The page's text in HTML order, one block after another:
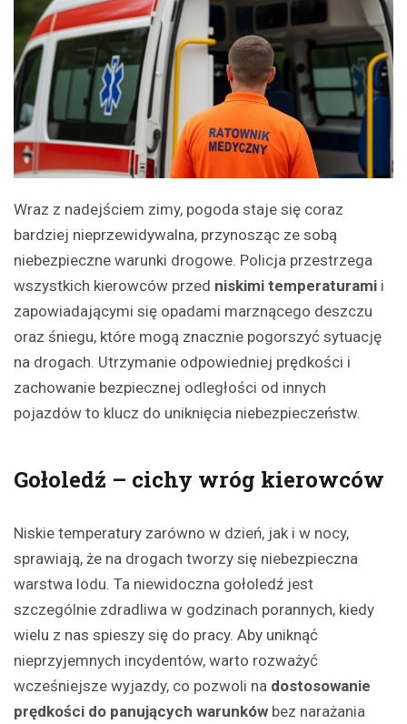
Wraz z nadejściem zimy, pogoda staje się coraz
bardziej nieprzewidywalna, przynosząc ze sobą
niebezpieczne warunki drogowe. Policja przestrzega
wszystkich kierowców przed niskimi temperaturami i
zapowiadającymi się opadami marznącego deszczu
oraz śniegu, które mogą znacznie pogorszyć sytuację
na drogach. Utrzymanie odpowiedniej prędkości i
zachowanie bezpiecznej odległości od innych
pojazdów to klucz do uniknięcia niebezpieczeństw.
Gołoledź – cichy wróg kierowców
Niskie temperatury zarówno w dzień, jak i w nocy,
sprawiają, że na drogach tworzy się niebezpieczna
warstwa lodu. Ta niewidoczna gołoledź jest
szczególnie zdradliwa w godzinach porannych, kiedy
wielu z nas spieszy się do pracy. Aby uniknąć
nieprzyjemnych incydentów, warto rozważyć
wcześniejsze wyjazdy, co pozwoli na dostosowanie
prędkości do panujących warunków bez narażania